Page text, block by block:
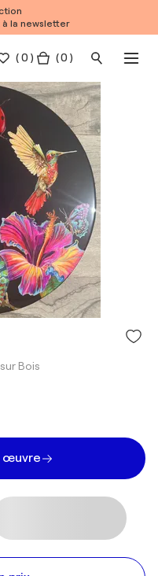
la newsletter
(0 ) ( 0 )
Bois
œuvre